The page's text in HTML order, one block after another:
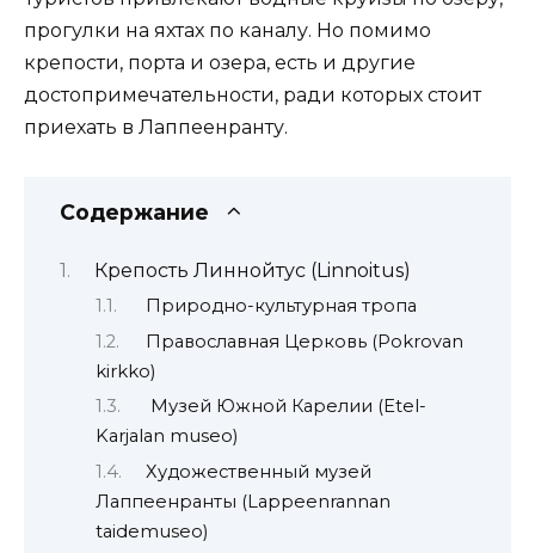
прогулки на яхтах по каналу. Но помимо
крепости, порта и озера, есть и другие
достопримечательности, ради которых стоит
приехать в Лаппеенранту.
Содержание
Крепость Линнойтус (Linnoitus)
Природно-культурная тропа
Православная Церковь (Pokrovan
kirkko)
Музей Южной Карелии (Etel-
Karjalan museo)
Художественный музей
Лаппеенранты (Lappeenrannan
taidemuseo)